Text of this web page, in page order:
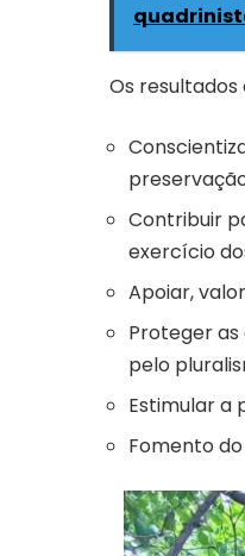
Os
Contribuir
exercício
Apoiar,
Proteger
pelo
Estimular a
Fomento